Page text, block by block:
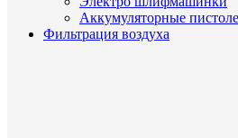
Аккумуляторные
Фильтрация воздуха